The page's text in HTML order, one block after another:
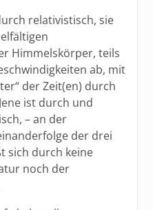
relativistisch, sie
Himmelskörper, teils
ab, mit
der Zeit(en) durch
ist durch und
– an der
der drei
sich durch keine
noch der